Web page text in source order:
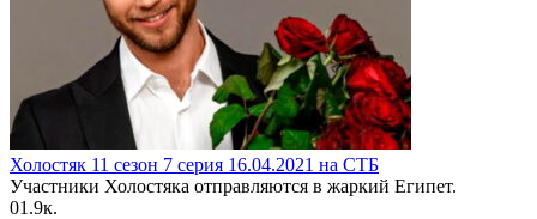
Холостяк 11 сезон 7 серия 16.04.2021 на СТБ
Участники Холостяка отправляются в жаркий Египет.
01.9к.